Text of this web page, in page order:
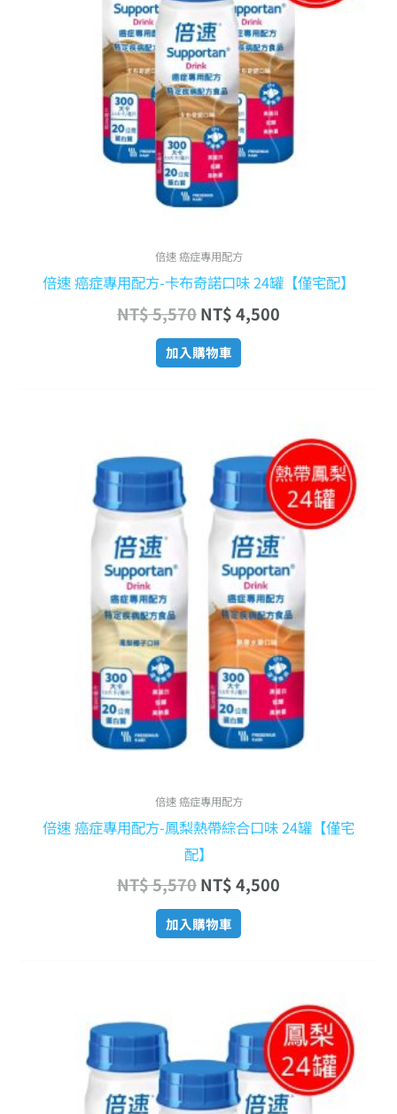
倍速 癌症專用配方
倍速 癌症專用配方-卡布奇諾口味 24罐【僅宅配】
NT$5,570NT$4,500
加入購物車
倍速 癌症專用配方
倍速 癌症專用配方-鳳梨熱帶綜合口味 24罐【僅宅
配】
NT$5,570
價
格：
NT$ 5,570。
NT$4,500
前
價
格：
NT$ 4,500。
加入購物車
格：
NT$ 5,570。
目
前
價
格：
NT$ 4,500。